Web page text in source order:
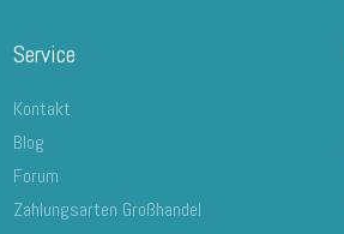
Service
Kontakt
Blog
Forum
Zahlungsarten Großhandel